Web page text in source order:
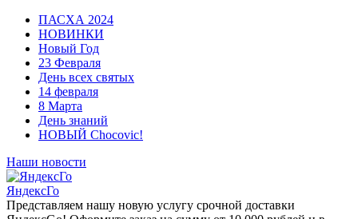
ПАСХА 2024
НОВИНКИ
Новый Год
23 Февраля
День всех святых
14 февраля
8 Марта
День знаний
НОВЫЙ Chocovic!
Наши новости
ЯндексГо
Представляем нашу новую услугу срочной доставки